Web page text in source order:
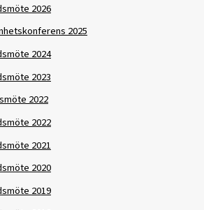
2026
2025
2024
2023
2022
2022
2021
2020
2019